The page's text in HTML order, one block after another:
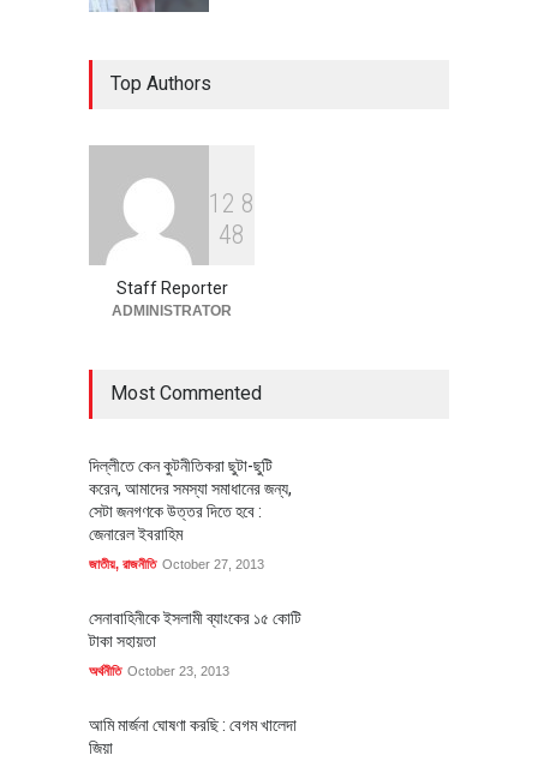
বৈশ্বিক প্রতিযোগিতা সক্ষমতা বাড়াতে
পোশাক শিল্পে নতুন উদ্যোগ
Top Authors
1 2 8
48
Staff Reporter
ADMINISTRATOR
Most Commented
দিল্লীতে কেন কুটনীতিকরা ছুটা-ছুটি
করেন, আমাদের সমস্যা সমাধানের জন্য,
সেটা জনগণকে উত্তর দিতে হবে :
জেনারেল ইবরাহিম
জাতীয়, রাজনীতি October 27, 2013
সেনাবাহিনীকে ইসলামী ব্যাংকের ১৫ কোটি
টাকা সহায়তা
অর্থনীতি October 23, 2013
আমি মার্জনা ঘোষণা করছি : বেগম খালেদা
জিয়া